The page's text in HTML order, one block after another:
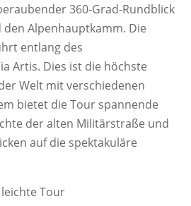
360-Grad-Rundblick
Alpenhauptkamm. Die
entlang des
Artis. Dies ist die höchste
Welt mit verschiedenen
bietet die Tour spannende
der alten Militärstraße und
auf die spektakuläre
leichte Tour